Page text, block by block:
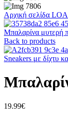
Αρχική σελίδα
Μπαλαρίνα μυτερή
Back to products
Sneakers με δίχτυ
19.99€